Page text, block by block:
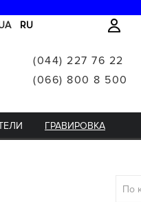
RU
(044) 227 76 22
(066) 800 8 500
ГРАВИРОВКА